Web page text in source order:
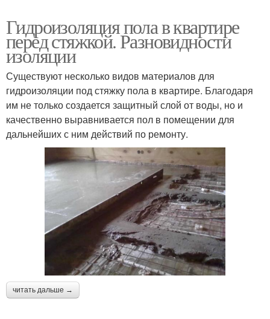
Гидроизоляция пола в квартире
перед стяжкой. Разновидности
изоляции
Существуют несколько видов материалов для
гидроизоляции под стяжку пола в квартире. Благодаря
им не только создается защитный слой от воды, но и
качественно выравнивается пол в помещении для
дальнейших с ним действий по ремонту.
читать дальше →